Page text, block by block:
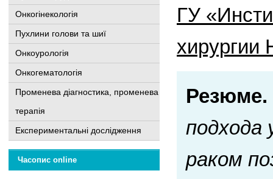
Онкогінекологія
Пухлини голови та шиї
Онкоурологія
Онкогематологія
Променева діагностика, променева
терапія
Експериментальні дослідження
Часопис online
ГУ
Резюме.
подхода
раком